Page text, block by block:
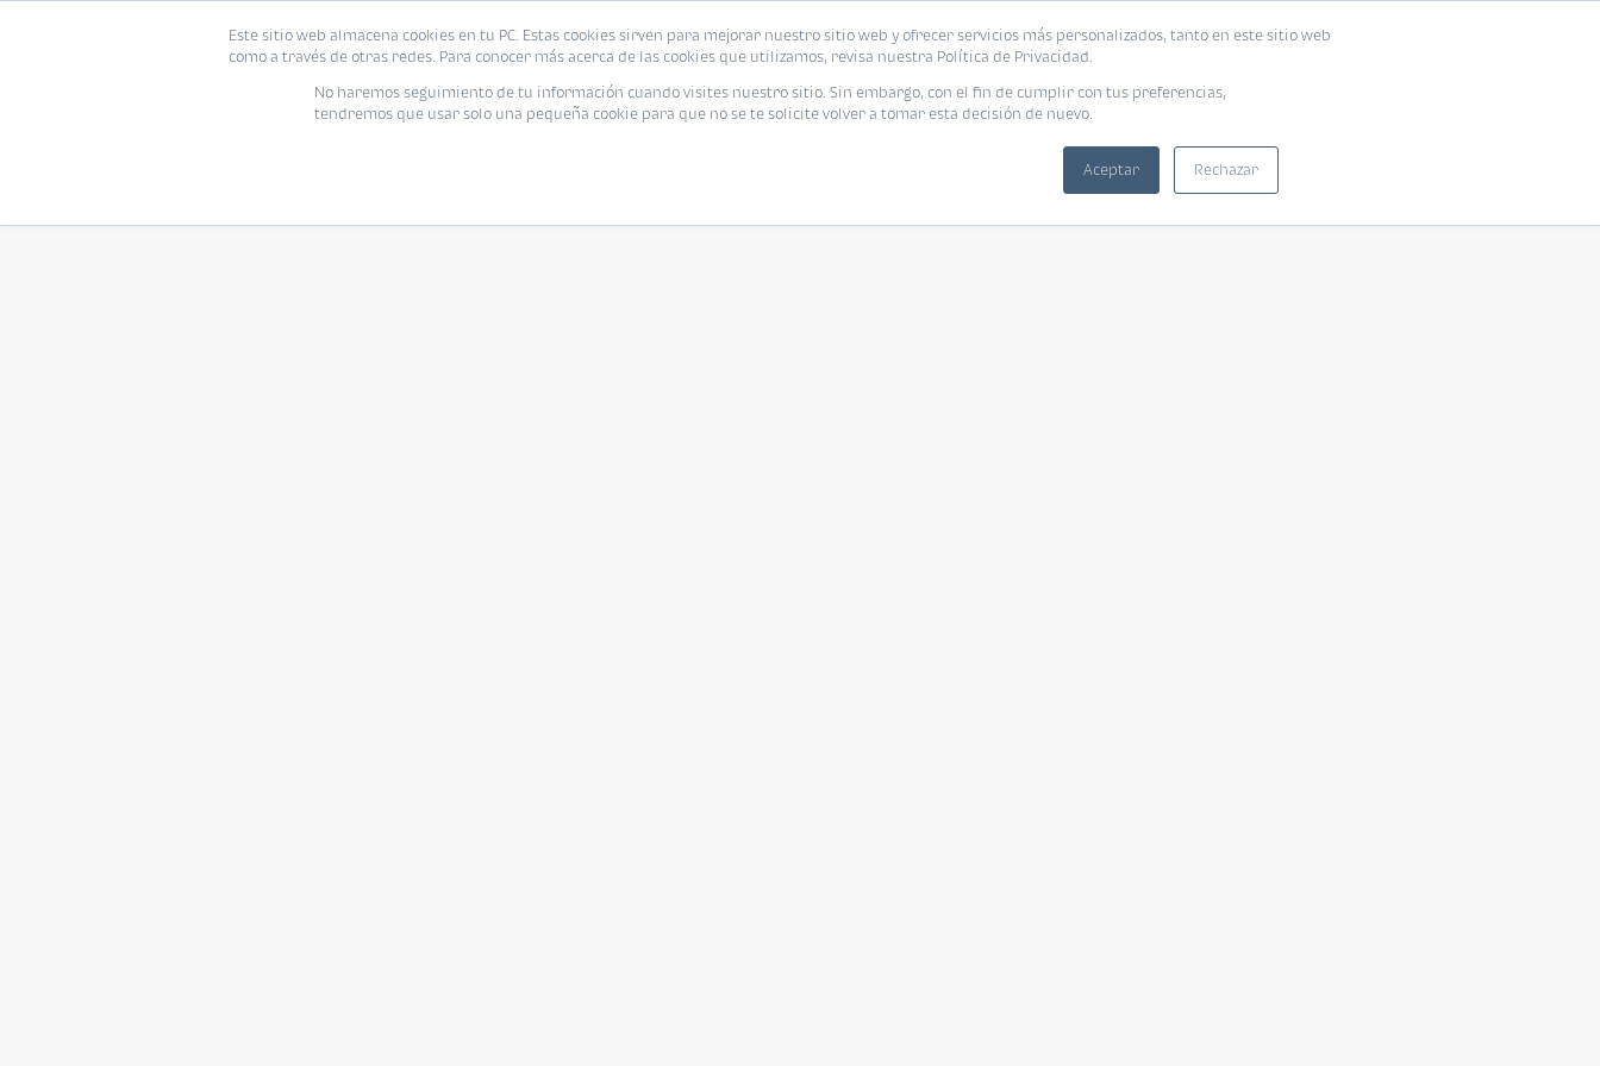
Este sitio web almacena cookies en tu PC. Estas cookies sirven para mejorar nuestro sitio web y ofrecer servicios más personalizados, tanto en este sitio web
como a través de otras redes. Para conocer más acerca de las cookies que utilizamos, revisa nuestra Política de Privacidad.
No haremos seguimiento de tu información cuando visites nuestro sitio. Sin embargo, con el fin de cumplir con tus preferencias,
tendremos que usar solo una pequeña cookie para que no se te solicite volver a tomar esta decisión de nuevo.
Aceptar Rechazar